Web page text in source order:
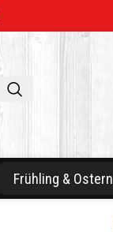
Frühling & Ostern